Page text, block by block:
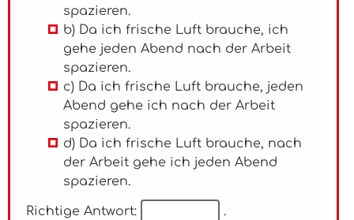
spazieren.
b) Da ich frische Luft brauche, ich
gehe jeden Abend nach der Arbeit
spazieren.
c) Da ich frische Luft brauche, jeden
Abend gehe ich nach der Arbeit
spazieren.
d) Da ich frische Luft brauche, nach
der Arbeit gehe ich jeden Abend
spazieren.
Richtige Antwort: .